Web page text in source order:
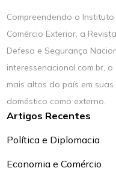
Compreendendo o
Comércio Exterior, a
Defesa e Segurança
interessenacional.com.br,
mais altos do país em
doméstico como externo.
Artigos Recentes
Política e Diplomacia
Economia e Comércio